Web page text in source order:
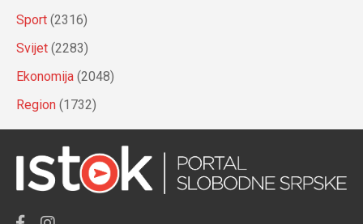
Sport (2316)
Svijet (2283)
Ekonomija (2048)
Region (1732)